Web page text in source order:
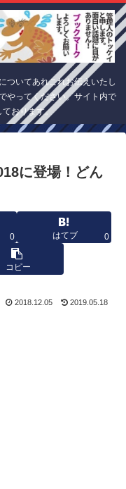
ついてあれこれお伝えいたし
やってください。サイト内で
ております。
に登場！どん
0 はてブ 0
コピー
2018.12.05 2019.05.18